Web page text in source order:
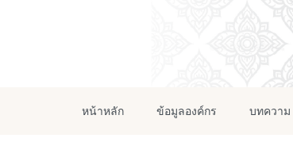
หน้าหลัก ข้อมูลองค์กร บทความ